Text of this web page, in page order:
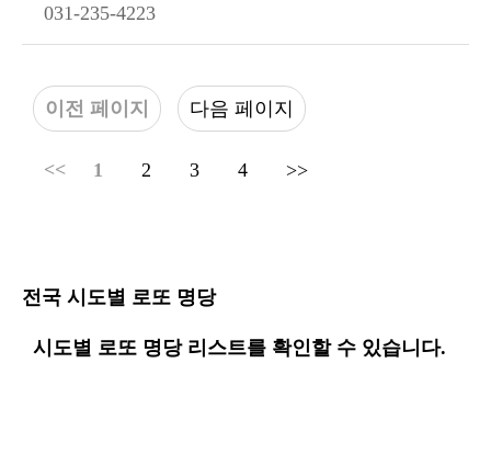
031-235-4223
이전 페이지 다음 페이지
<< 1 2 3 4 >>
전국 시도별 로또 명당
시도별 로또 명당 리스트를 확인할 수 있습니다.